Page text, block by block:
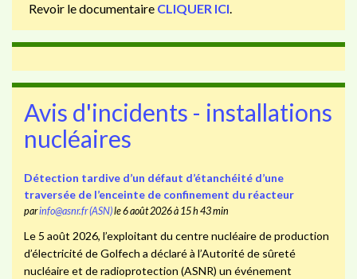
Revoir le documentaire CLIQUER ICI.
Avis d'incidents - installations
nucléaires
Détection tardive d’un défaut d’étanchéité d’une
traversée de l’enceinte de confinement du réacteur
parinfo@asnr.fr (ASN)le 6 août 2026 à 15 h 43 min
Le 5 août 2026, l’exploitant du centre nucléaire de production
d’électricité de Golfech a déclaré à l’Autorité de sûreté
nucléaire et de radioprotection (ASNR) un événement